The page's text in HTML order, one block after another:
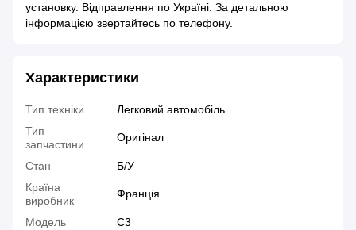
установку. Відправлення по Україні. За детальною
інформацією звертайтесь по телефону.
Характеристики
Тип техніки
Легковий автомобіль
Тип
запчастини
Оригінал
Стан
Б/У
Країна
виробник
Франція
Модель
C3